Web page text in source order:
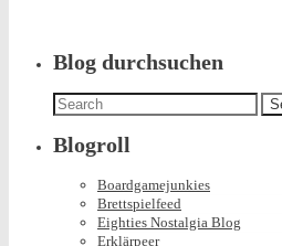
Blog durchsuchen
Search
for:
Blogroll
Boardgamejunkies
Brettspielfeed
Eighties Nostalgia Blog
Erklärpeer